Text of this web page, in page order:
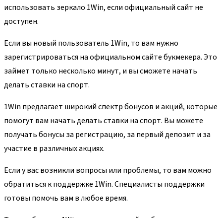
использовать зеркало 1Win, если официальный сайт не
доступен.
Если вы новый пользователь 1Win, то вам нужно
зарегистрироваться на официальном сайте букмекера. Это
займет только несколько минут, и вы сможете начать
делать ставки на спорт.
1Win предлагает широкий спектр бонусов и акций, которые
помогут вам начать делать ставки на спорт. Вы можете
получать бонусы за регистрацию, за первый депозит и за
участие в различных акциях.
Если у вас возникли вопросы или проблемы, то вам можно
обратиться к поддержке 1Win. Специалисты поддержки
готовы помочь вам в любое время.